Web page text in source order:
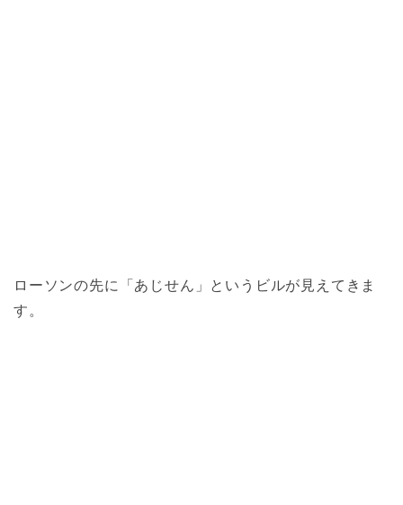
ローソンの先に「あじせん」というビルが見えてきま
す。